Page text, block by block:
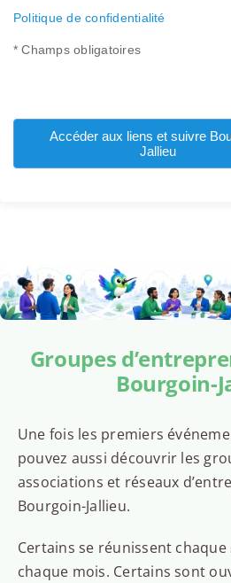
Politique de confidentialité
* Champs obligatoires
Accéder aux liens et suivre
Jallieu
Groupes
Bourgoin-
Une fois les premiers
pouvez aussi découvrir les
associations et réseaux
Bourgoin-Jallieu.
Certains se réunissent chaque
chaque mois. Certains sont